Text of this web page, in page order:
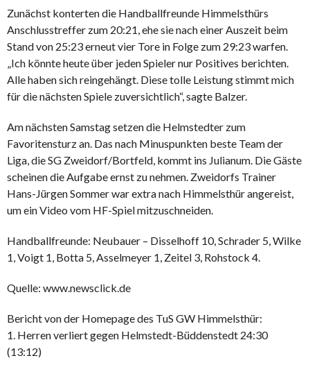
Zunächst konterten die Handballfreunde Himmelsthürs
Anschlusstreffer zum 20:21, ehe sie nach einer Auszeit beim
Stand von 25:23 erneut vier Tore in Folge zum 29:23 warfen.
„Ich könnte heute über jeden Spieler nur Positives berichten.
Alle haben sich reingehängt. Diese tolle Leistung stimmt mich
für die nächsten Spiele zuversichtlich“, sagte Balzer.
Am nächsten Samstag setzen die Helmstedter zum
Favoritensturz an. Das nach Minuspunkten beste Team der
Liga, die SG Zweidorf/Bortfeld, kommt ins Julianum. Die Gäste
scheinen die Aufgabe ernst zu nehmen. Zweidorfs Trainer
Hans-Jürgen Sommer war extra nach Himmelsthür angereist,
um ein Video vom HF-Spiel mitzuschneiden.
Handballfreunde: Neubauer – Disselhoff 10, Schrader 5, Wilke
1, Voigt 1, Botta 5, Asselmeyer 1, Zeitel 3, Rohstock 4.
Quelle: www.newsclick.de
Bericht von der Homepage des TuS GW Himmelsthür:
1. Herren verliert gegen Helmstedt-Büddenstedt 24:30
(13:12)